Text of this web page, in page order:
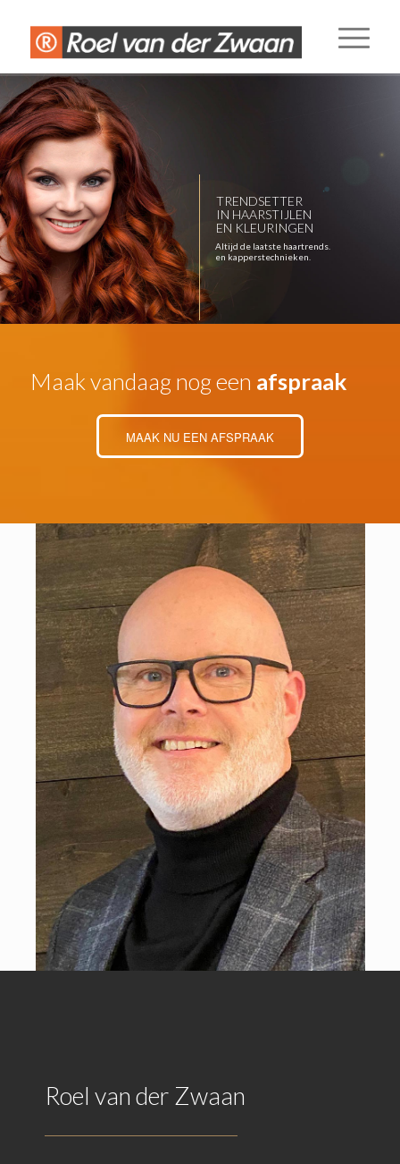
TRENDSETTER
IN HAARSTIJLEN
EN KLEURINGEN
Altijd de laatste haartrends.
en kapperstechnieken.
Maak vandaag nog een afspraak
MAAK NU EEN AFSPRAAK
Roel van der Zwaan